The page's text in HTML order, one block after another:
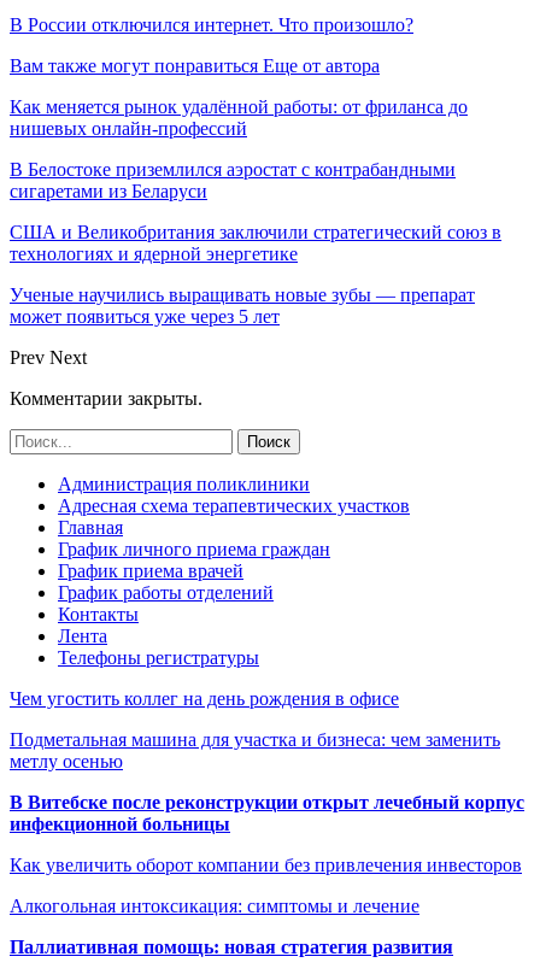
В России отключился интернет. Что произошло?
Вам также могут понравиться Еще от автора
Как меняется рынок удалённой работы: от фриланса до
нишевых онлайн-профессий
В Белостоке приземлился аэростат с контрабандными
сигаретами из Беларуси
США и Великобритания заключили стратегический союз в
технологиях и ядерной энергетике
Ученые научились выращивать новые зубы — препарат
может появиться уже через 5 лет
Prev Next
Комментарии закрыты.
Администрация поликлиники
Адресная схема терапевтических участков
Главная
График личного приема граждан
График приема врачей
График работы отделений
Контакты
Лента
Телефоны регистратуры
Чем угостить коллег на день рождения в офисе
Подметальная машина для участка и бизнеса: чем заменить
метлу осенью
В Витебске после реконструкции открыт лечебный корпус
инфекционной больницы
Как увеличить оборот компании без привлечения инвесторов
Алкогольная интоксикация: симптомы и лечение
Паллиативная помощь: новая стратегия развития